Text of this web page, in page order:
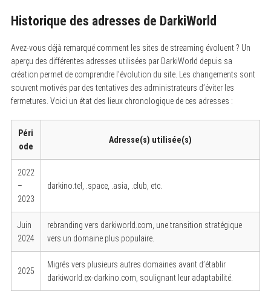
Historique des adresses de DarkiWorld
Avez-vous déjà remarqué comment les sites de streaming évoluent ? Un
aperçu des différentes adresses utilisées par DarkiWorld depuis sa
création permet de comprendre l’évolution du site. Les changements sont
souvent motivés par des tentatives des administrateurs d’éviter les
fermetures. Voici un état des lieux chronologique de ces adresses :
Péri
ode
Adresse(s) utilisée(s)
2022
–
2023
darkino.tel, .space, .asia, .club, etc.
Juin
2024
rebranding vers darkiworld.com, une transition stratégique
vers un domaine plus populaire.
2025
Migrés vers plusieurs autres domaines avant d’établir
darkiworld.ex-darkino.com, soulignant leur adaptabilité.